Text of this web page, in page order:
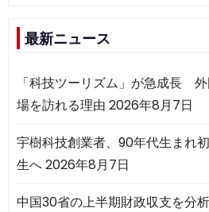
最新ニュース
「科技ツーリズム」が急成長
場を訪れる理由 2026年8月7日
宇樹科技創業者、90年代生まれ
生へ2026年8月7日
中国30省の上半期財政収支を分